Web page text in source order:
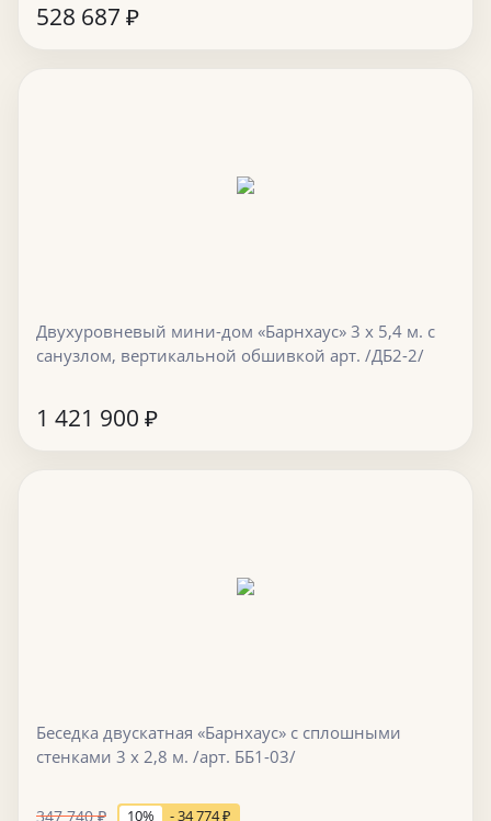
528 687 ₽
Двухуровневый мини-дом «Барнхаус» 3 х 5,4 м. с
санузлом, вертикальной обшивкой арт. /ДБ2-2/
1 421 900 ₽
Беседка двускатная «Барнхаус» с сплошными
стенками 3 х 2,8 м. /арт. ББ1-03/
347 740₽ 10% - 34 774₽